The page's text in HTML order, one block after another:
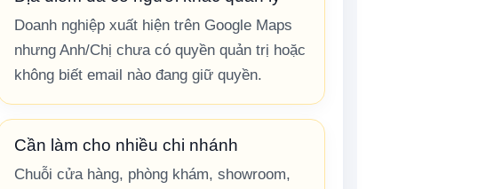
Doanh nghiệp xuất hiện trên Google Maps
nhưng Anh/Chị chưa có quyền quản trị hoặc
không biết email nào đang giữ quyền.
Cần làm cho nhiều chi nhánh
Chuỗi cửa hàng, phòng khám, showroom,